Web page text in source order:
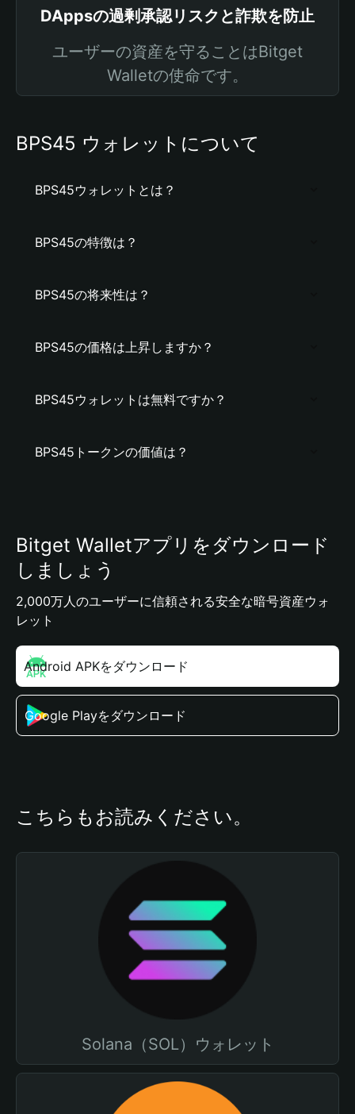
DAppsの過剰承認リスクと詐欺を防止
ユーザーの資産を守ることはBitget
Walletの使命です。
BPS45 ウォレットについて
BPS45ウォレットとは？
BPS45の特徴は？
BPS45の将来性は？
BPS45の価格は上昇しますか？
BPS45ウォレットは無料ですか？
BPS45トークンの価値は？
Bitget Walletアプリをダウンロード
しましょう
2,000万人のユーザーに信頼される安全な暗号資産ウォ
レット
Android APKをダウンロード
Google Playをダウンロード
こちらもお読みください。
Solana（SOL）ウォレット